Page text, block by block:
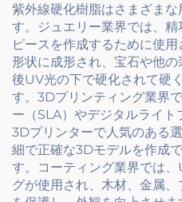
紫外線硬化樹脂はさまざま
す。ジュエリー業界では、
ピースを作成するために使
形状に成形され、宝石や他
後UV光の下で硬化されて硬
す。3Dプリンティング業界
ー（SLA）やデジタルライ
3Dプリンターで人気のある
細で正確な3Dモデルを作成
す。コーティング業界では
グが使用され、木材、金属